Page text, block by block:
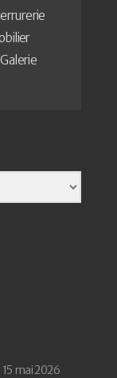
Galerie
15 mai 2026